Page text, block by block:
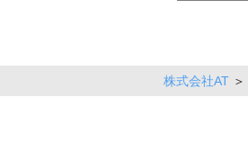
株式会社AT ＞